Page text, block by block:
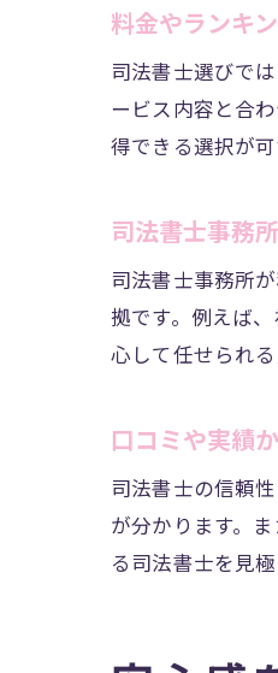
料金やランキ
司法書士選びで
ービス内容と合
得できる選択が可
司法書士事務
司法書士事務所
拠です。例えば
心して任せられ
口コミや実績
司法書士の信頼
が分かります。
る司法書士を見